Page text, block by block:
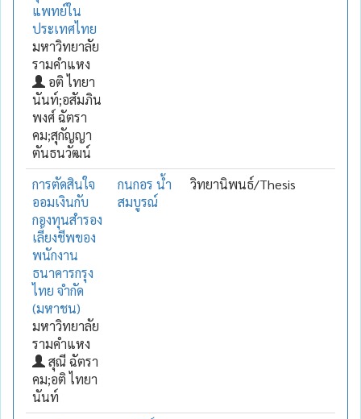
แพทย์ใน
ประเทศไทย
มหาวิทยาลัย
รามคำแหง
อติ ไทยา
นันท์;อสัมภิน
พงศ์ ฉัตรา
คม;สุกัญญา
ตันธนวัฒน์
การตัดสินใจ
ออมเงินกับ
กองทุนสำรอง
เลี้ยงชีพของ
พนักงาน
ธนาคารกรุง
ไทย จำกัด
(มหาชน)
มหาวิทยาลัย
รามคำแหง
สุณี ฉัตรา
คม;อติ ไทยา
นันท์
กนกอร น้ำ
สมบูรณ์
วิทยานิพนธ์/Thesis